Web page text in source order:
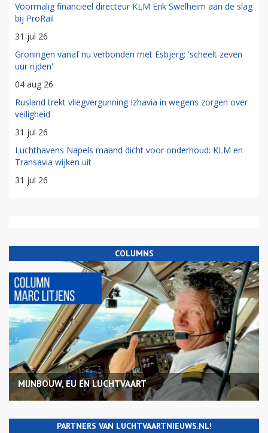
Voormalig financieel directeur KLM Erik Swelheim aan de slag
bij ProRail
31 jul 26
Groningen vanaf nu verbonden met Esbjerg: 'scheelt zeven
uur rijden'
04 aug 26
Rusland trekt vliegvergunning Izhavia in wegens zorgen over
veiligheid
31 jul 26
Luchthavens Napels maand dicht voor onderhoud: KLM en
Transavia wijken uit
31 jul 26
COLUMNS
MIJNBOUW, EU EN LUCHTVAART
PARTNERS VAN LUCHTVAARTNIEUWS.NL!